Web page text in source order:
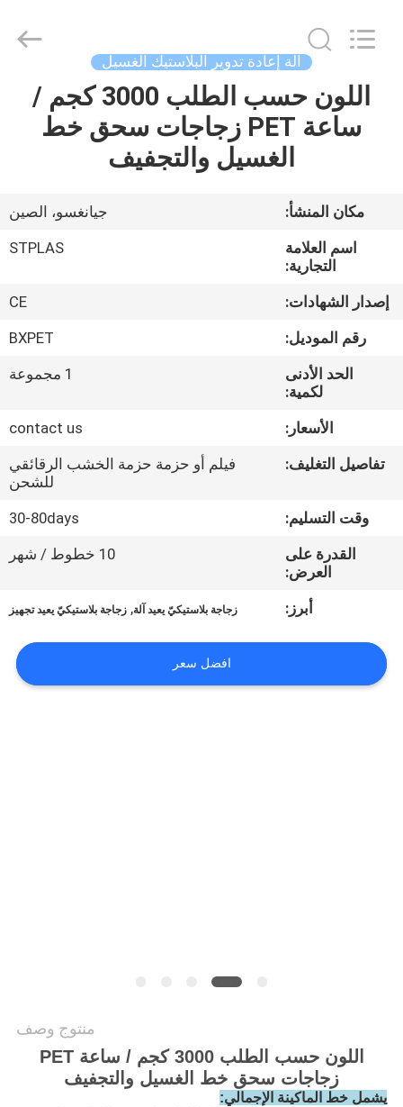
الصفحة
الرئيسية
أشرطة
معلومات
في
المعمل
مراقبة
الجودة
بنا
STPLAS
MACHINERY
آلة إعادة تدوير البلاستيك الغسيل
اللون حسب الطلب 3000 كجم /
ساعة PET زجاجات سحق خط
الغسيل والتجفيف
مكان المنشأ:
جيانغسو، الصين
اسم العلامة
التجارية:
STPLAS
إصدار الشهادات:
CE
رقم الموديل:
BXPET
الحد الأدنى
لكمية:
1 مجموعة
الأسعار:
contact us
تفاصيل التغليف:
فيلم أو حزمة حزمة الخشب الرقائقي
للشحن
وقت التسليم:
30-80days
القدرة على
العرض:
10 خطوط / شهر
أبرز: زجاجة بلاستيكيّ يعيد آلة, زجاجة بلاستيكيّ يعيد تجهيز
افضل سعر
منتوج وصف
اللون حسب الطلب 3000 كجم / ساعة PET
زجاجات سحق خط الغسيل والتجفيف
يشمل خط الماكينة الإجمالي: